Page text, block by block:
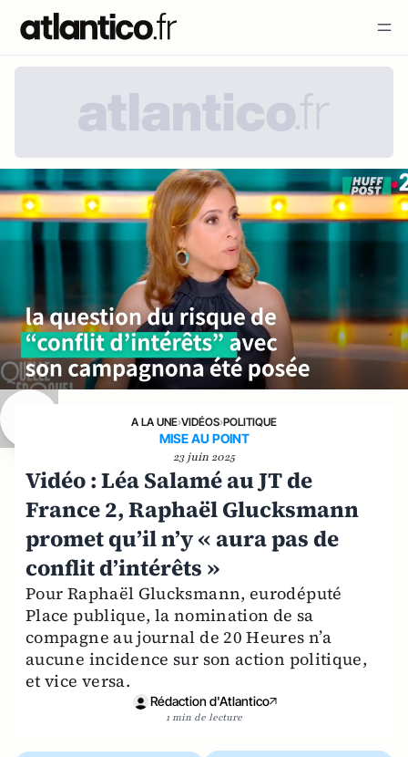
A LA UNE›VIDÉOS›POLITIQUE
MISE AU POINT
23 juin 2025
Vidéo : Léa Salamé au JT de
France 2, Raphaël Glucksmann
promet qu’il n’y « aura pas de
conflit d’intérêts »
Pour Raphaël Glucksmann, eurodéputé
Place publique, la nomination de sa
compagne au journal de 20 Heures n’a
aucune incidence sur son action politique,
et vice versa.
Rédaction d'Atlantico
1 min de lecture